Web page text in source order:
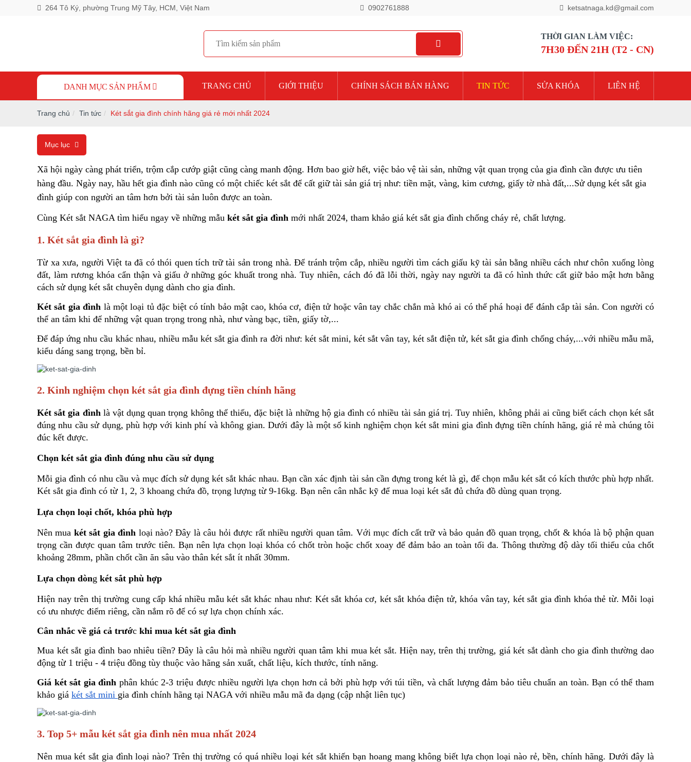
264 Tô Ký, phường Trung Mỹ Tây, HCM, Việt Nam 0902761888 ketsatnaga.kd@gmail.com
THỜI GIAN LÀM VIỆC:
7H30 ĐẾN 21H (T2 - CN)
DANH MỤC SẢN PHẨM TRANG CHỦ GIỚI THIỆU CHÍNH SÁCH BÁN HÀNG TIN TỨC SỬA KHÓA LIÊN HỆ
Trang chủ Tin tức Két sắt gia đình chính hãng giá rẻ mới nhất 2024
Mục lục
Xã hội ngày càng phát triển, trộm cắp cướp giật cũng càng manh động. Hơn bao giờ hết, việc bảo vệ tài sản, những vật quan trọng của gia đình cần được ưu tiên
hàng đầu. Ngày nay, hầu hết gia đình nào cũng có một chiếc két sắt để cất giữ tài sản giá trị như: tiền mặt, vàng, kim cương, giấy tờ nhà đất,...Sử dụng két sắt gia
đình giúp con người an tâm hơn bởi tài sản luôn được an toàn.
Cùng Két sắt NAGA tìm hiểu ngay về những mẫu két sắt gia đình mới nhất 2024, tham khảo giá két sắt gia đình chống cháy rẻ, chất lượng.
1. Két sắt gia đình là gì?
Từ xa xưa, người Việt ta đã có thói quen tích trữ tài sản trong nhà. Để tránh trộm cắp, nhiều người tìm cách giấu kỹ tài sản bằng nhiều cách như chôn xuống lòng
đất, làm rương khóa cẩn thận và giấu ở những góc khuất trong nhà. Tuy nhiên, cách đó đã lỗi thời, ngày nay người ta đã có hình thức cất giữ bảo mật hơn bằng
cách sử dụng két sắt chuyên dụng dành cho gia đình.
Két sắt gia đình là một loại tủ đặc biệt có tính bảo mật cao, khóa cơ, điện tử hoặc vân tay chắc chắn mà khó ai có thể phá hoại để đánh cắp tài sản. Con người có
thể an tâm khi để những vật quan trọng trong nhà, như vàng bạc, tiền, giấy tờ,...
Để đáp ứng nhu cầu khác nhau, nhiều mẫu két sắt gia đình ra đời như: két sắt mini, két sắt vân tay, két sắt điện tử, két sắt gia đình chống cháy,...với nhiều mẫu mã,
kiểu dáng sang trọng, bền bỉ.
2. Kinh nghiệm chọn két sắt gia đình đựng tiền chính hãng
Két sắt gia đình là vật dụng quan trọng không thể thiếu, đặc biệt là những hộ gia đình có nhiều tài sản giá trị. Tuy nhiên, không phải ai cũng biết cách chọn két sắt
đúng nhu cầu sử dụng, phù hợp với kinh phí và không gian. Dưới đây là một số kinh nghiệm chọn két sắt mini gia đình đựng tiền chính hãng, giá rẻ mà chúng tôi
đúc kết được.
Chọn két sắt gia đình đúng nhu cầu sử dụng
Mỗi gia đình có nhu cầu và mục đích sử dụng két sắt khác nhau. Bạn cần xác định tài sản cần đựng trong két là gì, để chọn mẫu két sắt có kích thước phù hợp nhất.
Két sắt gia đình có từ 1, 2, 3 khoang chứa đồ, trọng lượng từ 9-16kg. Bạn nên cân nhắc kỹ để mua loại két sắt đủ chứa đồ dùng quan trọng.
Lựa chọn loại chốt, khóa phù hợp
Nên mua két sắt gia đình loại nào? Đây là câu hỏi được rất nhiều người quan tâm. Với mục đích cất trữ và bảo quản đồ quan trọng, chốt & khóa là bộ phận quan
trọng cần được quan tâm trước tiên. Bạn nên lựa chọn loại khóa có chốt tròn hoặc chốt xoay để đảm bảo an toàn tối đa. Thông thường độ dày tối thiểu của chốt
khoảng 28mm, phần chốt cần ăn sâu vào thân két sắt ít nhất 30mm.
Lựa chọn dòng két sắt phù hợp
Hiện nay trên thị trường cung cấp khá nhiều mẫu két sắt khác nhau như: Két sắt khóa cơ, két sắt khóa điện tử, khóa vân tay, két sắt gia đình khóa thẻ từ. Mỗi loại
có ưu nhược điểm riêng, cần nắm rõ để có sự lựa chọn chính xác.
Cân nhắc về giá cả trước khi mua két sắt gia đình
Mua két sắt gia đình bao nhiêu tiền? Đây là câu hỏi mà nhiều người quan tâm khi mua két sắt. Hiện nay, trên thị trường, giá két sắt dành cho gia đình thường dao
động từ 1 triệu - 4 triệu đồng tùy thuộc vào hãng sản xuất, chất liệu, kích thước, tính năng.
Giá két sắt gia đình phân khúc 2-3 triệu được nhiều người lựa chọn hơn cả bởi phù hợp với túi tiền, và chất lượng đảm bảo tiêu chuẩn an toàn. Bạn có thể tham
khảo giá két sắt mini gia đình chính hãng tại NAGA với nhiều mẫu mã đa dạng (cập nhật liên tục)
3. Top 5+ mẫu két sắt gia đình nên mua nhất 2024
Nên mua két sắt gia đình loại nào? Trên thị trường có quá nhiều loại két sắt khiến bạn hoang mang không biết lựa chọn loại nào rẻ, bền, chính hãng. Dưới đây là